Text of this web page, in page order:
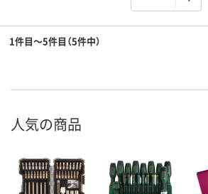
1件目～5件目（5件中）
人気の商品